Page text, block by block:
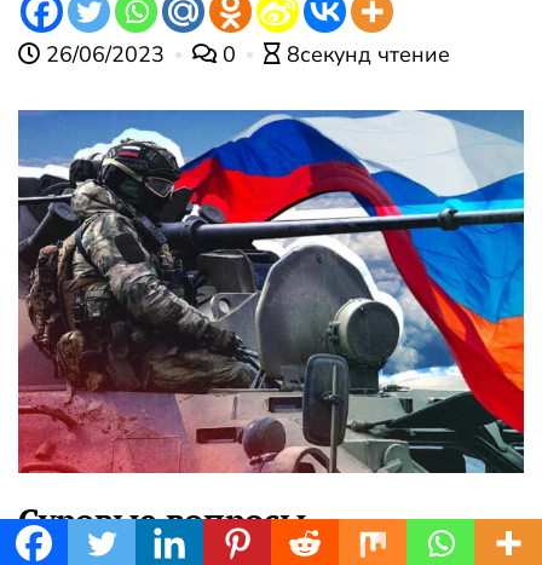
26/06/2023 0 8секунд чтение
Суровые вопросы